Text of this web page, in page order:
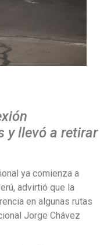
y llevó a retirar
ya comienza a
advirtió que la
en algunas rutas
Jorge Chávez